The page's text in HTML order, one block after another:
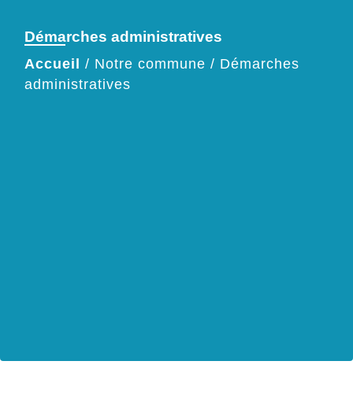
Démarches administratives
Accueil / Notre commune / Démarches
administratives